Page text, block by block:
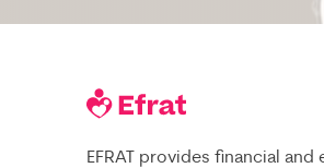
EFRAT provides financial